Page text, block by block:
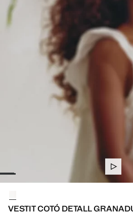
VESTIT COTÓ DETALL